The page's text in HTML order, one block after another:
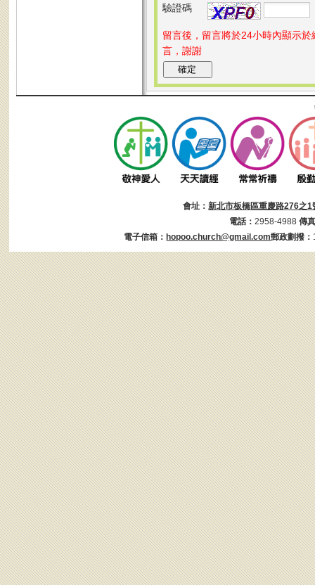
驗證碼
留言後，留言將於24小時內顯示
言，謝謝
會址：新北市板橋區重慶路276之1
電話： 2958-4988 傳
電子信箱：hopoo.church@gmail.com郵政劃撥：